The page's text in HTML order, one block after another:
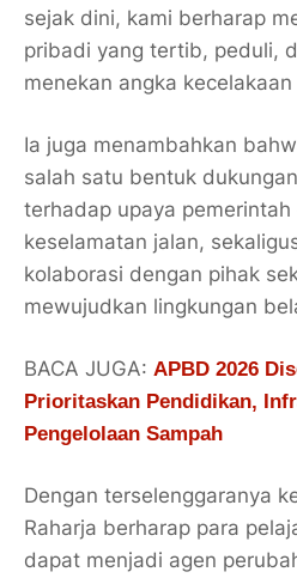
sejak dini, kami berharap
pribadi yang tertib, peduli,
menekan angka kecelakaan
Ia juga menambahkan
salah satu bentuk
terhadap upaya
keselamatan jalan,
kolaborasi dengan pihak
mewujudkan lingkungan
BACA JUGA: APBD 2026
Prioritaskan Pendidikan,
Pengelolaan Sampah
Dengan terselenggaranya
Raharja berharap para
dapat menjadi agen